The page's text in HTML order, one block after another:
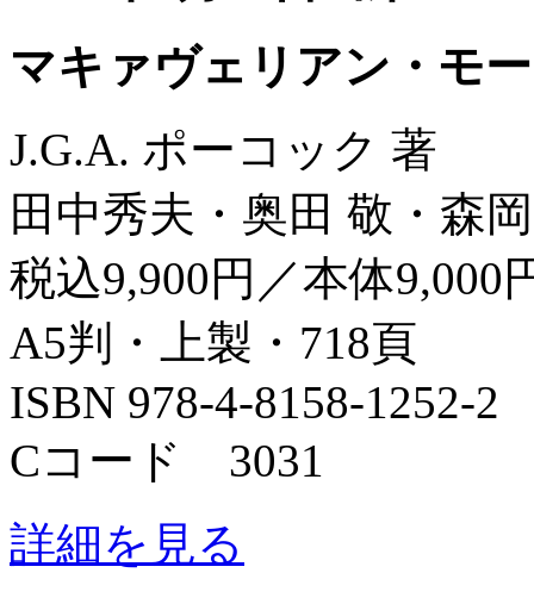
マキァヴェリアン・モ
J.G.A. ポーコック 著
田中秀夫・奥田 敬・森
税込9,900円／本体9,000
A5判・上製・718頁
ISBN 978-4-8158-1252-2
Cコード 3031
詳細を見る